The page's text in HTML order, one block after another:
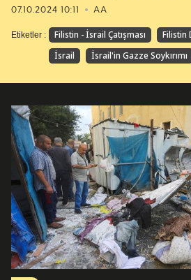
07.10.2024 10:11 AA
Etiketler : Filistin - İsrail Çatışması Filistin
İsrail
İsrail'in Gazze Soykırımı